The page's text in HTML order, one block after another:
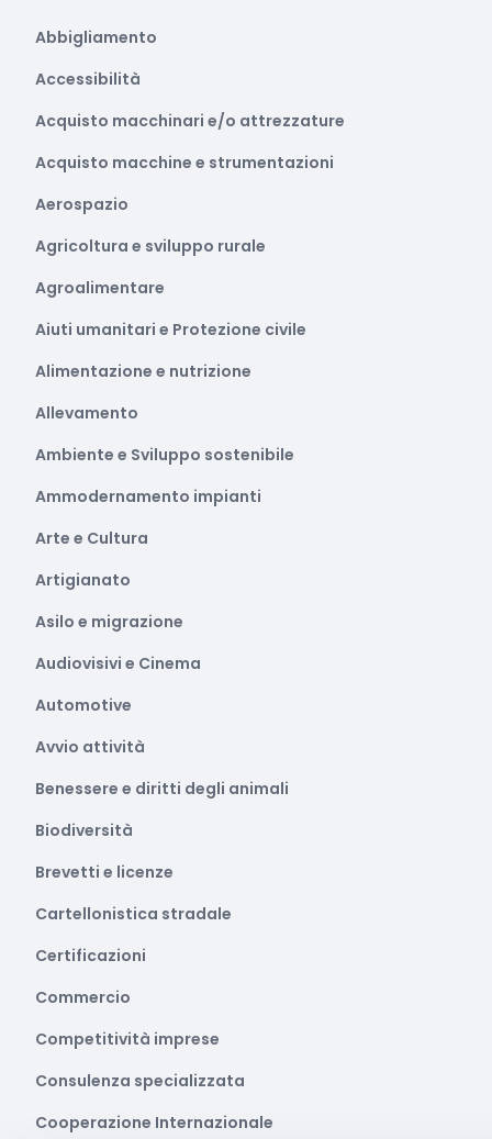
Abbigliamento
Accessibilità
Acquisto macchinari e/o attrezzature
Acquisto macchine e strumentazioni
Aerospazio
Agricoltura e sviluppo rurale
Agroalimentare
Aiuti umanitari e Protezione civile
Alimentazione e nutrizione
Allevamento
Ambiente e Sviluppo sostenibile
Ammodernamento impianti
Arte e Cultura
Artigianato
Asilo e migrazione
Audiovisivi e Cinema
Automotive
Avvio attività
Benessere e diritti degli animali
Biodiversità
Brevetti e licenze
Cartellonistica stradale
Certificazioni
Commercio
Competitività imprese
Consulenza specializzata
Cooperazione Internazionale